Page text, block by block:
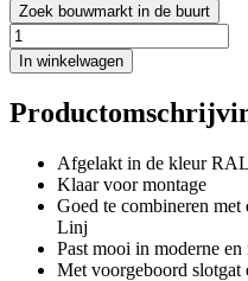
Zoek bouwmarkt in de buurt
In winkelwagen
Afgelakt in de kleur
Klaar voor montage
Goed te combineren met
Linj
Past mooi in moderne
Met voorgeboord slotgat